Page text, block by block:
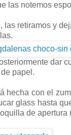
las notemos
las retiramos y
dar
papel.
hecha con el
glass hasta
de apertura